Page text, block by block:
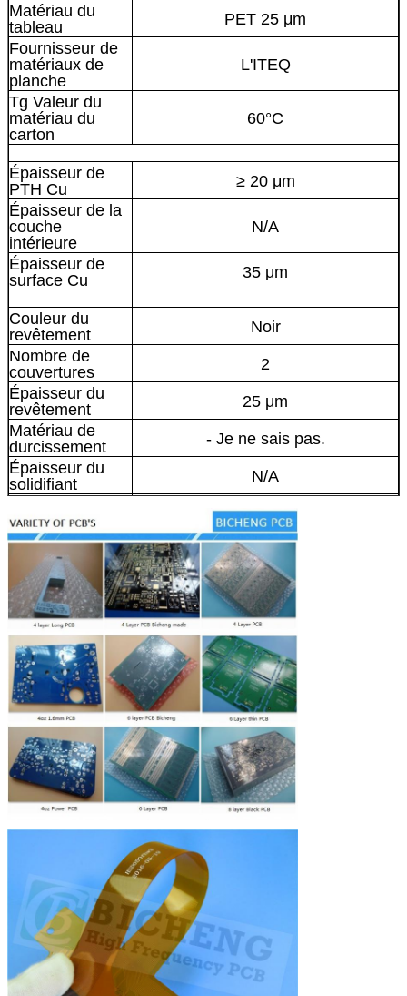
Matériau du
tableau
PET 25 μm
Fournisseur de
matériaux de
planche
L'ITEQ
Tg Valeur du
matériau du
carton
60°C
Épaisseur de
PTH Cu
≥ 20 μm
Épaisseur de la
couche
intérieure
N/A
Épaisseur de
surface Cu
35 μm
Couleur du
revêtement
Noir
Nombre de
couvertures
2
Épaisseur du
revêtement
25 μm
Matériau de
durcissement
- Je ne sais pas.
Épaisseur du
solidifiant
N/A
Type d'encre à
sérigraphie
Le secteur de l'électricité
Fournisseur de
sérigraphie
Le TAIYO
La couleur du fil
de soie
Blanc
Nombre de
sérigraphes
1
Essai de
décoloration de
la couverture
Ne pas éplucher
Légende de l'
adhérence
3M 90°C Aucun décollement après
Min. 3 fois l'essai
Finition de
surface
Or par immersion
Épaisseur du
Au: 0,03 μm ((min.); Ni 2-4 μm
Famille
Pour les véhicules à moteur
Essai de choc
thermique
Passage, -25°C ± 125°C, 1000
cycles.
Stress
Passage, 300 ± 5 °C, 10 secondes,
3 cycles, pas de délamination, pas